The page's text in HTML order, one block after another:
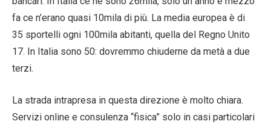
fa ce n’erano quasi 10mila di più. La media europea è di
35 sportelli ogni 100mila abitanti, quella del Regno Unito
17. In Italia sono 50: dovremmo chiuderne da metà a due
terzi.
La strada intrapresa in questa direzione è molto chiara.
Servizi online e consulenza “fisica” solo in casi particolari